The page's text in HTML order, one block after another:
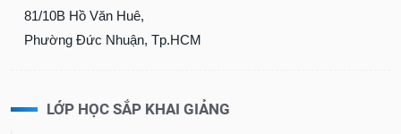
81/10B Hồ Văn Huê,
Phường Đức Nhuận, Tp.HCM
LỚP HỌC SẮP KHAI GIẢNG